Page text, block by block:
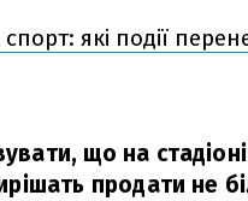
спорт: які події
що на
продати не